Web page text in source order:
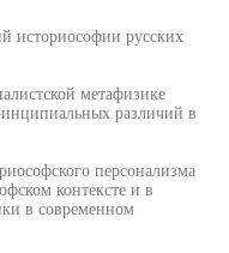
историософии русских
метафизике
различий в
персонализма
контексте и в
в современном